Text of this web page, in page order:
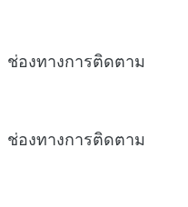
ช่องทางการติดตาม
ช่องทางการติดตาม